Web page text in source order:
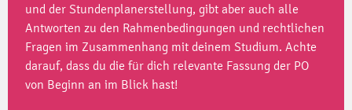
und der Stundenplanerstellung, gibt aber auch alle
Antworten zu den Rahmenbedingungen und rechtlichen
Fragen im Zusammenhang mit deinem Studium. Achte
darauf, dass du die für dich relevante Fassung der PO
von Beginn an im Blick hast!